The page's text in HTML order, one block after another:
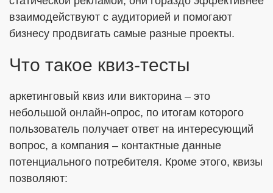
взаимодействуют с аудиторией и помогают
бизнесу продвигать самые разные проекты.
Что такое квиз-тесты
аркетинговый квиз или викторина – это
небольшой онлайн-опрос, по итогам которого
пользователь получает ответ на интересующий
вопрос, а компания – контактные данные
потенциального потребителя. Кроме этого, квизы
позволяют: